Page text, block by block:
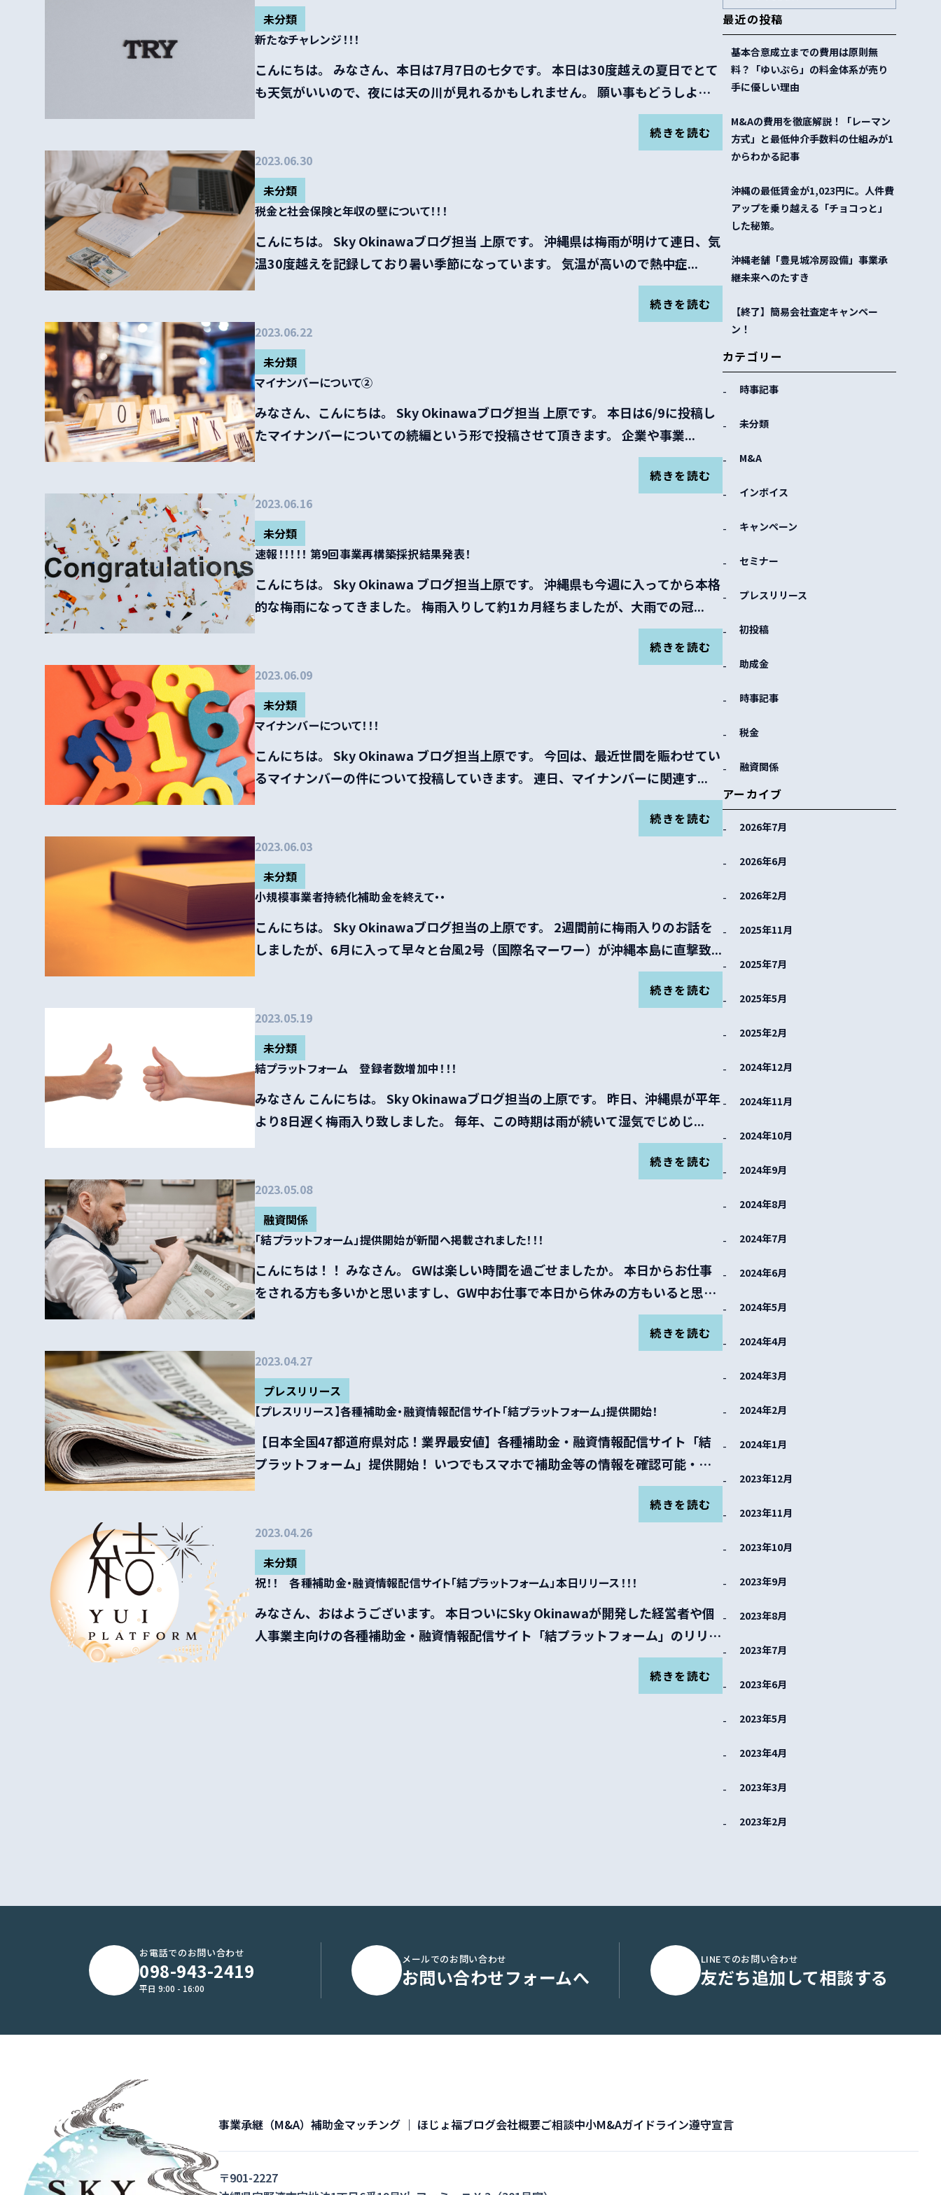
未分類
新たなチャレンジ！！！
こんにちは。 みなさん、本日は7月7日の七夕です。 本日は30度越えの夏日でとて
も天気がいいので、夜には天の川が見れるかもしれません。 願い事もどうしよう
続きを読む
2023.06.30
未分類
税金と社会保険と年収の壁について！！！
こんにちは。 Sky Okinawaブログ担当 上原です。 沖縄県は梅雨が明けて連日、気
温30度越えを記録しており暑い季節になっています。 気温が高いので熱中症...
続きを読む
2023.06.22
未分類
マイナンバーについて②
みなさん、こんにちは。 Sky Okinawaブログ担当 上原です。 本日は6/9に投稿し
たマイナンバーについての続編という形で投稿させて頂きます。 企業や事業...
続きを読む
2023.06.16
未分類
速報！！！！！ 第9回事業再構築採択結果発表！
こんにちは。 Sky Okinawa ブログ担当上原です。 沖縄県も今週に入ってから本格
的な梅雨になってきました。 梅雨入りして約1カ月経ちましたが、大雨での冠...
続きを読む
2023.06.09
未分類
マイナンバーについて！！！
こんにちは。 Sky Okinawa ブログ担当上原です。 今回は、最近世間を賑わせてい
るマイナンバーの件について投稿していきます。 連日、マイナンバーに関連す...
続きを読む
2023.06.03
未分類
小規模事業者持続化補助金を終えて・・
こんにちは。 Sky Okinawaブログ担当の上原です。 2週間前に梅雨入りのお話を
しましたが、6月に入って早々と台風2号（国際名マーワー）が沖縄本島に直撃致...
続きを読む
2023.05.19
未分類
結プラットフォーム 登録者数増加中！！！
みなさん こんにちは。 Sky Okinawaブログ担当の上原です。 昨日、沖縄県が平年
より8日遅く梅雨入り致しました。 毎年、この時期は雨が続いて湿気でじめじ...
続きを読む
2023.05.08
融資関係
「結プラットフォーム」提供開始が新聞へ掲載されました！！！
こんにちは！！ みなさん。 GWは楽しい時間を過ごせましたか。 本日からお仕事
をされる方も多いかと思いますし、GW中お仕事で本日から休みの方もいると思い
続きを読む
2023.04.27
プレスリリース
【プレスリリース】各種補助金・融資情報配信サイト「結プラットフォーム」提供開始！
【日本全国47都道府県対応！業界最安値】各種補助金・融資情報配信サイト「結
プラットフォーム」提供開始！ いつでもスマホで補助金等の情報を確認可能・多
続きを読む
2023.04.26
未分類
祝！！ 各種補助金・融資情報配信サイト「結プラットフォーム」本日リリース！！！
みなさん、おはようございます。 本日ついにSky Okinawaが開発した経営者や個
人事業主向けの各種補助金・融資情報配信サイト「結プラットフォーム」のリリー
続きを読む
最近の投稿
基本合意成立までの費用は原則無
料？「ゆいぷら」の料金体系が売り
手に優しい理由
M&Aの費用を徹底解説！「レーマン
方式」と最低仲介手数料の仕組みが1
からわかる記事
沖縄の最低賃金が1,023円に。人件費
アップを乗り越える「チョコっと」
した秘策。
沖縄老舗「豊見城冷房設備」事業承
継未来へのたすき
【終了】簡易会社査定キャンペー
ン！
カテゴリー
時事記事
未分類
M&A
インボイス
キャンペーン
セミナー
プレスリリース
初投稿
助成金
時事記事
税金
融資関係
アーカイブ
2026年7月
2026年6月
2026年2月
2025年11月
2025年7月
2025年5月
2025年2月
2024年12月
2024年11月
2024年10月
2024年9月
2024年8月
2024年7月
2024年6月
2024年5月
2024年4月
2024年3月
2024年2月
2024年1月
2023年12月
2023年11月
2023年10月
2023年9月
2023年8月
2023年7月
2023年6月
2023年5月
2023年4月
2023年3月
2023年2月
お電話でのお問い合わせ
098-943-2419
平日 9:00 - 16:00
メールでのお問い合わせ
お問い合わせフォームへ
LINEでのお問い合わせ
友だち追加して相談する
事業承継（M&A） 補助金マッチング ｜ ほじょ福ブログ会社概要ご相談中小M&Aガイドライン遵守宣言
〒901-2227